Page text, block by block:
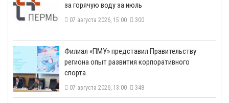
за горячую воду за июль
07 августа 2026, 15:00 300
​Филиал «ПМУ» представил Правительству
региона опыт развития корпоративного
спорта
07 августа 2026, 13:00 348